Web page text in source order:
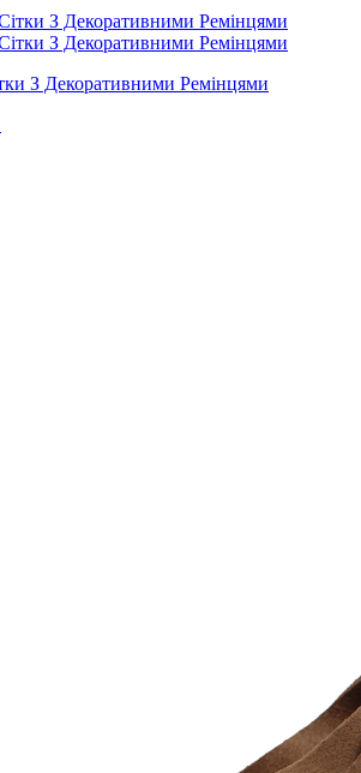
З Декоративними Ремінцями